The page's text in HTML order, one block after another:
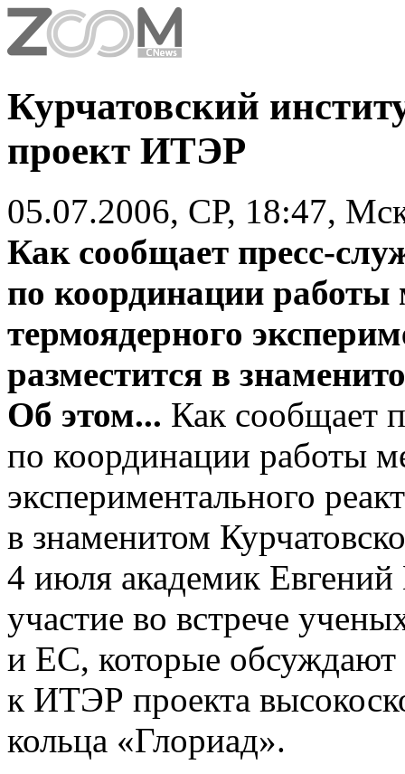
Курчатовский
проект ИТЭР
05.07.2006, СР, 18:47,
Как сообщает пресс-
по координации работы
термоядерного
разместится в
Об этом... Как сообщает
по координации работы
экспериментального
в знаменитом
4 июля академик
участие во встрече
и ЕС, которые
к ИТЭР проекта
кольца «Глориад».